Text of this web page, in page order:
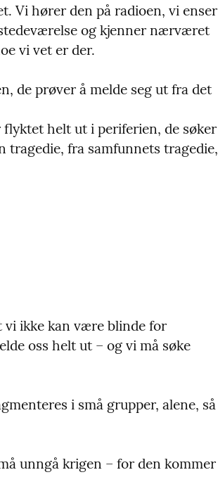
Vi hører den på radioen, vi enser
og kjenner nærværet
vi vet er der.
de prøver å melde seg ut fra det
helt ut i periferien, de søker
tragedie, fra samfunnets tragedie,
vi ikke kan være blinde for
oss helt ut – og vi må søke
i små grupper, alene, så
unngå krigen – for den kommer